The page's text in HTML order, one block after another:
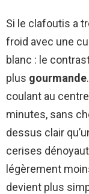
Si le clafoutis a
froid avec une
blanc : le
plus gourmande
coulant au
minutes, sans
dessus clair
cerises
légèrement
devient plus